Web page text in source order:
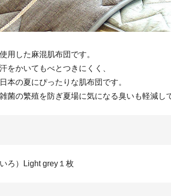
用した麻混肌布団です。
をかいてもべとつきにくく、
本の夏にぴったりな肌布団です。
菌の繁殖を防ぎ夏場に気になる臭いも軽減し
ろ）Light grey１枚